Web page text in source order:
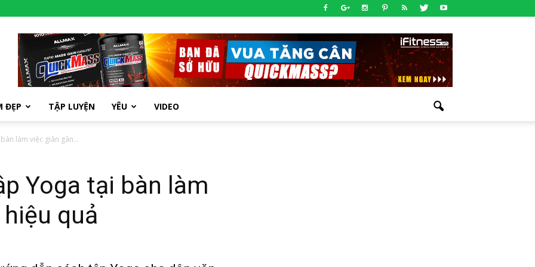
ĐẸP TẬP LUYỆN YÊU VIDEO
làm việc giãn gân...
Yoga tại bàn làm
quả